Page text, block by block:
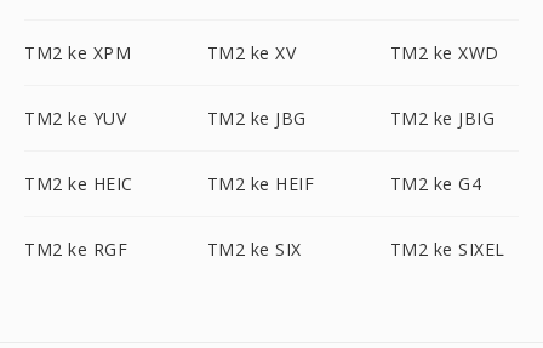
TM2 ke XPM TM2 ke XV TM2 ke XWD
TM2 ke YUV TM2 ke JBG TM2 ke JBIG
TM2 ke HEIC TM2 ke HEIF TM2 ke G4
TM2 ke RGF TM2 ke SIX TM2 ke SIXEL